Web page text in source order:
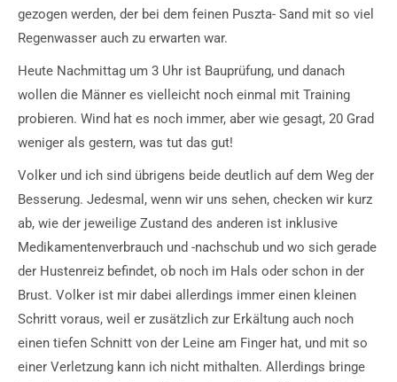
gezogen werden, der bei dem feinen Puszta- Sand mit so viel
Regenwasser auch zu erwarten war.
Heute Nachmittag um 3 Uhr ist Bauprüfung, und danach
wollen die Männer es vielleicht noch einmal mit Training
probieren. Wind hat es noch immer, aber wie gesagt, 20 Grad
weniger als gestern, was tut das gut!
Volker und ich sind übrigens beide deutlich auf dem Weg der
Besserung. Jedesmal, wenn wir uns sehen, checken wir kurz
ab, wie der jeweilige Zustand des anderen ist inklusive
Medikamentenverbrauch und -nachschub und wo sich gerade
der Hustenreiz befindet, ob noch im Hals oder schon in der
Brust. Volker ist mir dabei allerdings immer einen kleinen
Schritt voraus, weil er zusätzlich zur Erkältung auch noch
einen tiefen Schnitt von der Leine am Finger hat, und mit so
einer Verletzung kann ich nicht mithalten. Allerdings bringe